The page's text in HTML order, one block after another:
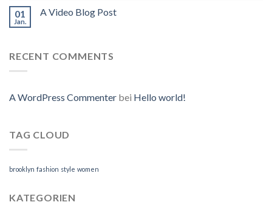
01
Jan.
A Video Blog Post
RECENT COMMENTS
A WordPress Commenter bei Hello world!
TAG CLOUD
brooklyn fashion style women
KATEGORIEN